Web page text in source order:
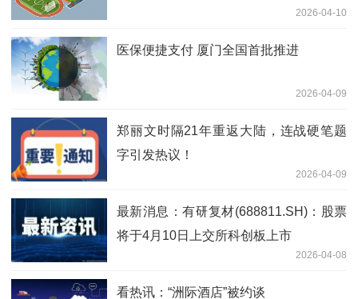
2026-04-10
医保便捷支付 厦门全国首批推进
2026-04-09
郑丽文时隔21年重返大陆，连战硬笔题
字引发热议！
2026-04-09
最新消息：有研复材(688811.SH)：股票
将于4月10日上交所科创板上市
2026-04-08
看热讯：“洲际酒店”被约谈